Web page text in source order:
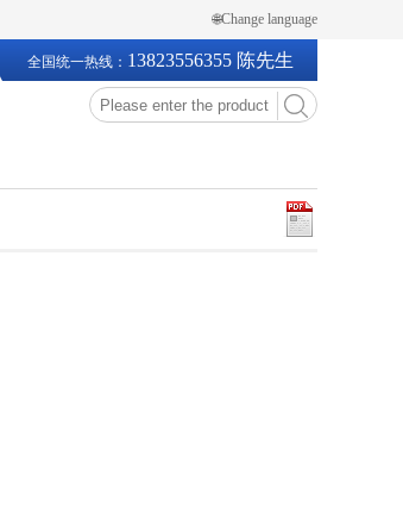
🌐Change language
全国统一热线： 13823556355 陈先生